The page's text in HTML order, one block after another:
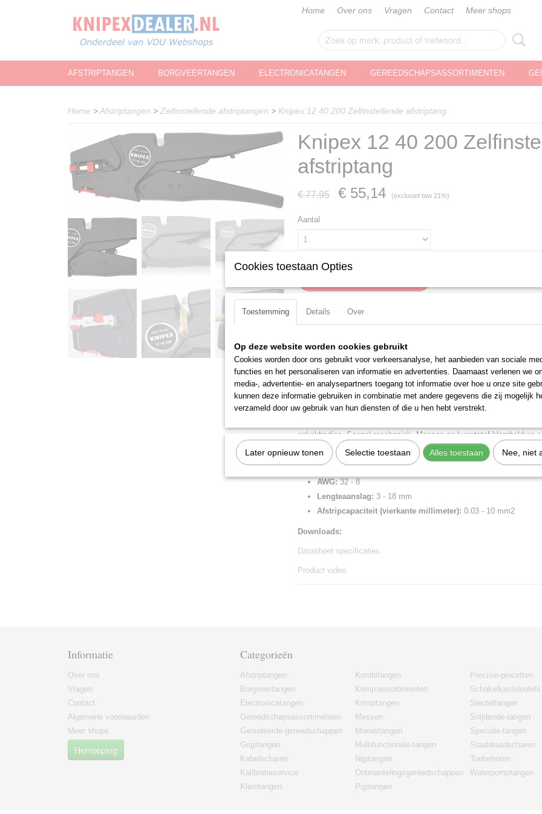
Home Over ons Vragen Contact Meer shops
AFSTRIPTANGEN BORGVEERTANGEN ELECTRONICATANGEN GEREEDSCHAPSASSORTIMENTEN
Home >Afstriptangen > Zelfinstellende afstriptangen > Knipex 12 40 200 Zelfinstellende afstriptang
Knipex 12 40 200
afstriptang
€ 77,95 € 55,14 (exclusief btw 21%)
Aantal
Specificaties
EAN code
Productcode leverancier
12 40 200
Netto gewicht
0,20 Kg
Bruto gewicht
Afmetingen (l,b,h)
20 x 9,50 x 2,10 cm
Omschrijving
Zelfinstellende afstriptang 200 mm
Voor enkel-, meer- en fijndradige geleiders met kunststof- of
automatisch aan de verschillende kabeldoorsneden aan. Daardoor
beschadigd. Snijdiepte bij te regelen voor verschillende soorten
draadsnijder voor Cu- en Al-kabels, tot 10 mm2 voor meerdradige en
enkeldradige. Soepel mechaniek. Messen en kunststof klembekken
Gering gewicht.
Lengte:200 mm
AWG:32 - 8
Lengteaanslag: 3 - 18 mm
Afstripcapaciteit (vierkante millimeter): 0.03 - 10 mm2
Downloads:
Datasheet specificaties
Product video
Informatie
Over ons
Vragen
Contact
Algemene voorwaarden
Meer shops
Herroeping
Categorieën
Afstriptangen
Borgveertangen
Electronicatangen
Gereedschapsassortimenten
Geïsoleerde-gereedschappen
Grijptangen
Kabelscharen
Kalibratieservice
Klemtangen
Kombitangen
Krimp-assortimenten
Krimptangen
Messen
Moniertangen
Multifunctionele-tangen
Nijptangen
Ontmantelingsgereedschappen
Pijptangen
Precisie-pincetten
Schakelkastsleutels
Sleuteltangen
Snijdende-tangen
Speciale-tangen
Staaldraadscharen
Toebehoren
Waterpomptangen
Cookies toestaan Opties
Toestemming Details Over
Op deze website worden cookies gebruikt
Cookies worden door ons gebruikt voor verkeersanalyse, het aanbieden van sociale
functies en het personaliseren van informatie en advertenties. Daarnaast verlenen we
media-, advertentie- en analysepartners toegang tot informatie over hoe u onze site
kunnen deze informatie gebruiken in combinatie met andere gegevens die zij mogelijk
verzameld door uw gebruik van hun diensten of die u hen hebt verstrekt.
Later opnieuw tonen Selectie toestaan Alles toestaan Nee, niet